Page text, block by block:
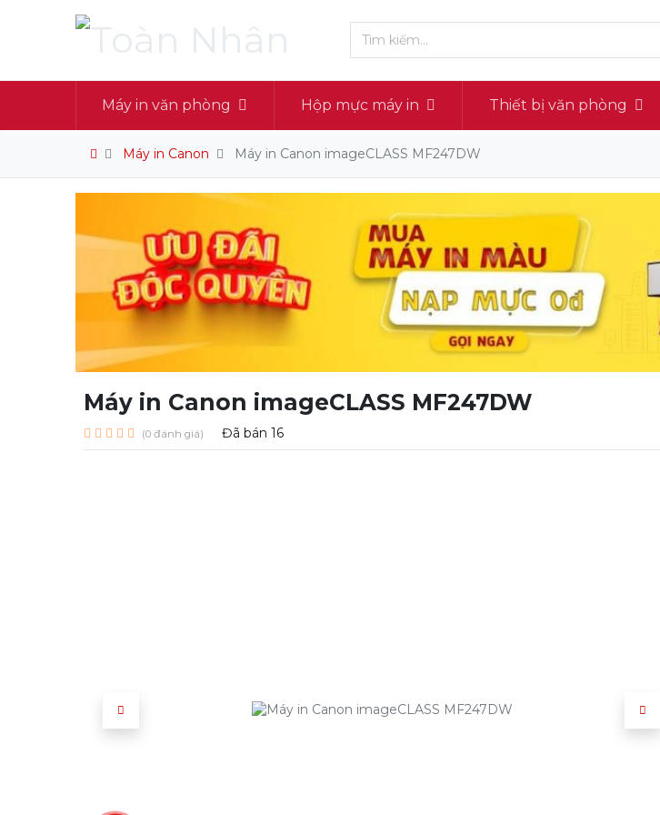
Máy in văn phòng Hộp mực máy in Thiết bị văn phòng
Máy in Canon Máy in Canon imageCLASS MF247DW
Máy in Canon imageCLASS MF247DW
(0 đánh giá) Đã bán 16